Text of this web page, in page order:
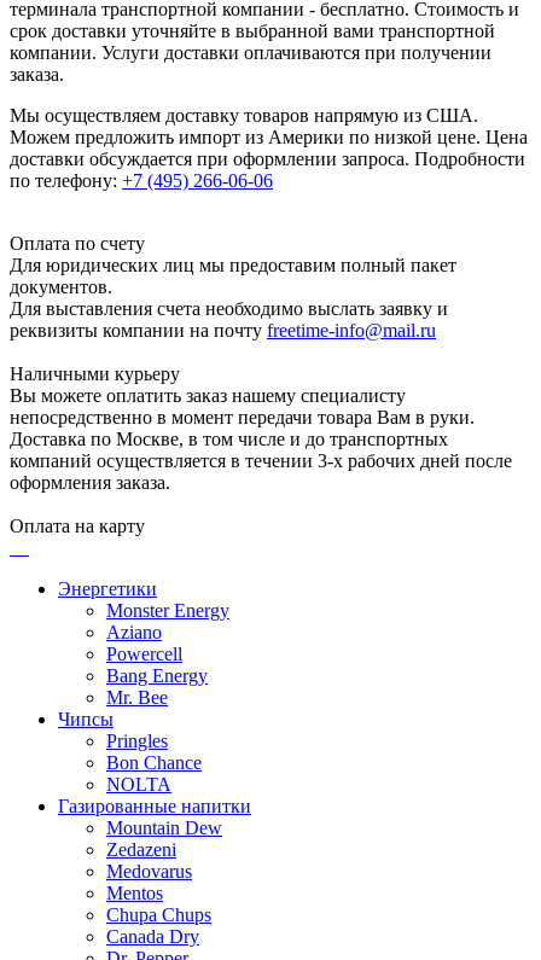
терминала транспортной компании - бесплатно. Стоимость и
срок доставки уточняйте в выбранной вами транспортной
компании. Услуги доставки оплачиваются при получении
заказа.
Мы осуществляем доставку товаров напрямую из США.
Можем предложить импорт из Америки по низкой цене. Цена
доставки обсуждается при оформлении запроса. Подробности
по телефону: +7 (495) 266-06-06
Оплата по счету
Для юридических лиц мы предоставим полный пакет
документов.
Для выставления счета необходимо выслать заявку и
реквизиты компании на почту freetime-info@mail.ru
Наличными курьеру
Вы можете оплатить заказ нашему специалисту
непосредственно в момент передачи товара Вам в руки.
Доставка по Москве, в том числе и до транспортных
компаний осуществляется в течении 3-х рабочих дней после
оформления заказа.
Оплата на карту
Энергетики
Monster Energy
Aziano
Powercell
Bang Energy
Mr. Bee
Чипсы
Pringles
Bon Chance
NOLTA
Газированные напитки
Mountain Dew
Zedazeni
Medovarus
Mentos
Chupa Chups
Canada Dry